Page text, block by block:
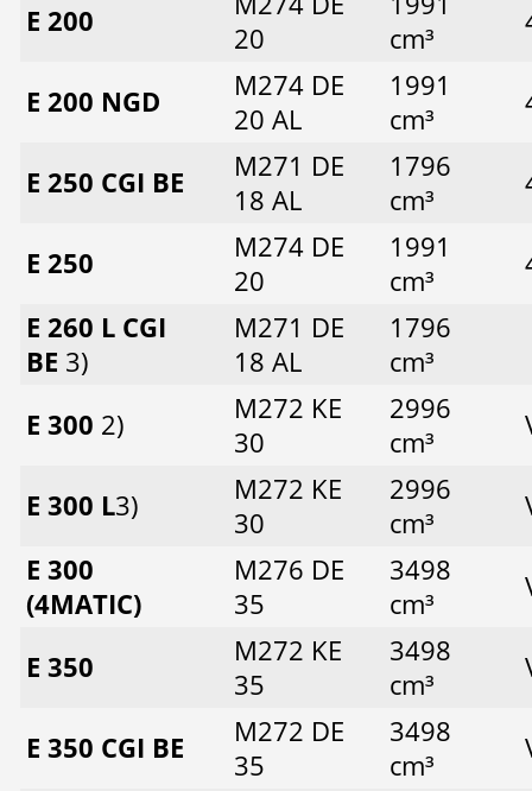
E 200
20
cm³
E 200 NGD
M274 DE
20 AL
1991
cm³
E 250 CGI BE
M271 DE
18 AL
1796
cm³
E 250
M274 DE
20
1991
cm³
E 260 L CGI
BE 3)
M271 DE
18 AL
1796
cm³
E 300 2)
M272 KE
30
2996
cm³
E 300 L3)
M272 KE
30
2996
cm³
E 300
(4MATIC)
M276 DE
35
3498
cm³
E 350
M272 KE
35
3498
cm³
E 350 CGI BE
M272 DE
35
3498
cm³